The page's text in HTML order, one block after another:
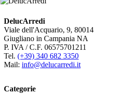
DelucArredi
Viale dell'Acquario, 9, 80014
Giugliano in Campania NA
P. IVA / C.F. 06575701211
Tel. (+39) 340 682 3350
Mail: info@delucarredi.it
Categorie